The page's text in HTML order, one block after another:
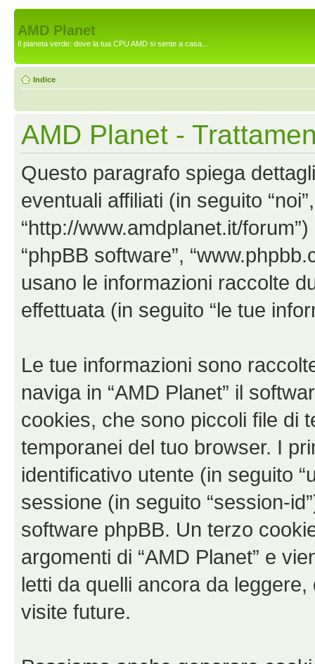
AMD Planet
Il pianeta verde: dove la tua CPU AMD si sente a casa...
Indice
AMD Planet -
Questo paragrafo spiega
eventuali affiliati (in seguito
“http://www.amdplanet.it/
“phpBB software”,
usano le informazioni raccolte
effettuata (in seguito “le tue
Le tue informazioni sono
naviga in “AMD Planet” il
cookies, che sono piccoli file di
temporanei del tuo browser. I
identificativo utente (in seguito
sessione (in seguito “session-
software phpBB. Un terzo
argomenti di “AMD Planet” e
letti da quelli ancora da
visite future.